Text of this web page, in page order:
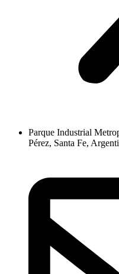
Parque Industrial
Pérez, Santa Fe,